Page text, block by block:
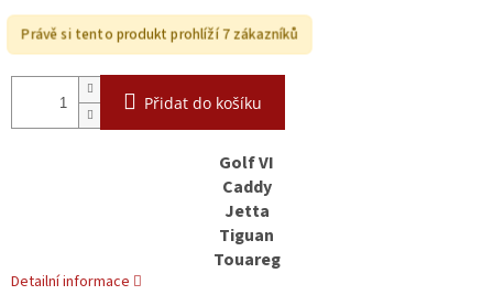
Právě si tento produkt prohlíží 7 zákazníků
Přidat do košíku
Golf VI
Caddy
Jetta
Tiguan
Touareg
Detailní informace